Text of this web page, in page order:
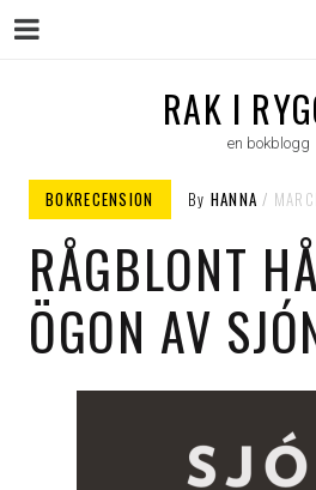
RAK I
en bokblogg
BOKRECENSION By HANNA
RÅGBLONT
ÖGON AV
Menu